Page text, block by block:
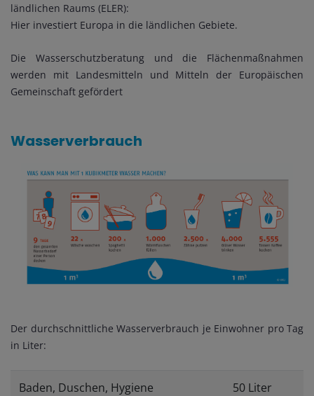
ländlichen Raums (ELER):
Hier investiert Europa in die ländlichen Gebiete.
Die Wasserschutzberatung und die Flächenmaßnahmen
werden mit Landesmitteln und Mitteln der Europäischen
Gemeinschaft gefördert
Wasserverbrauch
Der durchschnittliche Wasserverbrauch je Einwohner pro Tag
in Liter:
Baden, Duschen, Hygiene 50 Liter